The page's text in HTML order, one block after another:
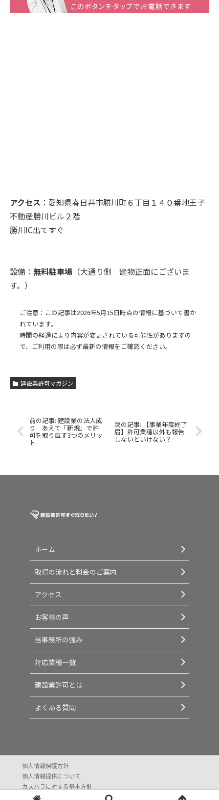
アクセス ：愛知県春日井市勝川町６丁目１４０番地王子
不動産勝川ビル２階
勝川IC出てすぐ
設備： 無料駐車場 （大通り側 建物正面にございま
す。）
ご注意：この記事は2026年5月15日時点の情報に基づいて書か
れています。
時間の経過により内容が変更されている可能性がありますの
で、ご利用の際は必ず最新の情報をご確認ください。
建設業許可マガジン
建設業の法人成
り あえて「新規」で許
可を取り直す3つのメリッ
ト
【事業年度終了
届】許可業種以外も報告
しないといけない？
ホーム
取得の流れと料金のご案内
アクセス
お客様の声
当事務所の強み
対応業種一覧
建設業許可とは
よくある質問
個人情報保護方針
個人情報提供について
カスハラに対する基本方針